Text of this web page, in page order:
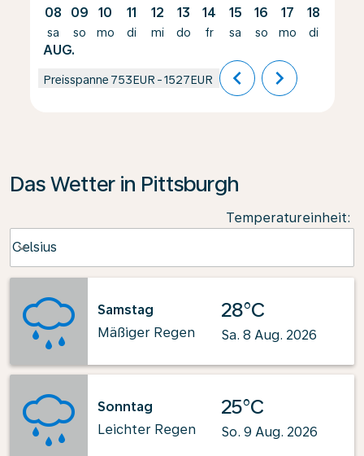
08
sa
AUG.
09
so
10
mo
11
di
12
mi
13
do
14
fr
15
sa
16
so
17
mo
18
di
Preisspanne 753EUR -1527EUR chevron_left chevron_right
Das Wetter in Pittsburgh
Temperatureinheit:
Celsius
keyboard_arrow_down
Samstag
Mäßiger Regen
28°C
Sa. 8 Aug. 2026
Sonntag
Leichter Regen
25°C
So. 9 Aug. 2026